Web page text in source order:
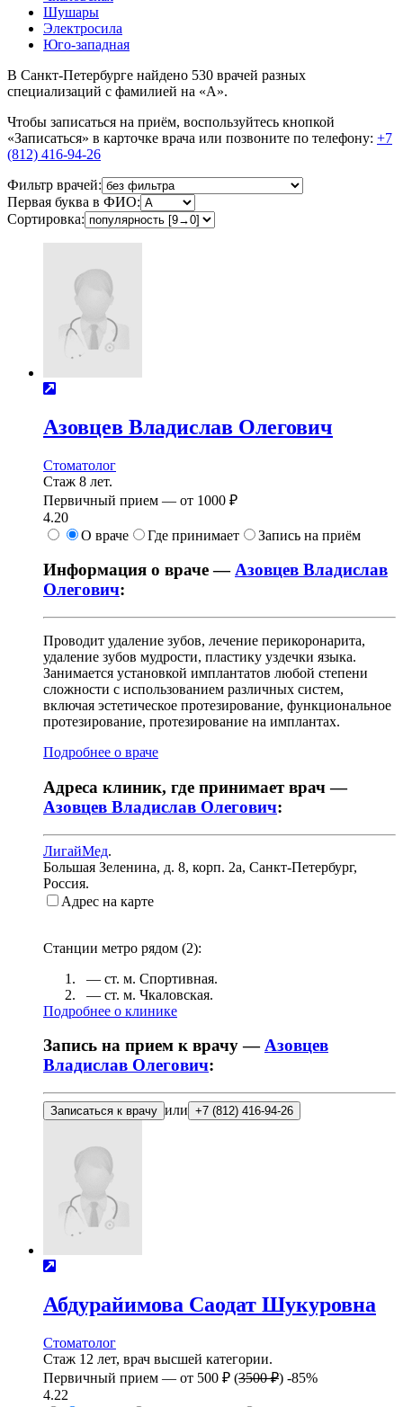
Шушары
Электросила
Юго-западная
В Санкт-Петербурге найдено 530 врачей разных
специализаций с фамилией на «А».
Чтобы записаться на приём, воспользуйтесь кнопкой
«Записаться» в карточке врача или позвоните по телефону: +7
(812) 416-94-26
Фильтр врачей:
Первая буква в ФИО:
Сортировка:
Азовцев Владислав Олегович
Стоматолог
Стаж 8 лет.
Первичный прием — от 1000 ₽
4.20
О враче
Где принимает Запись на приём
Информация о враче —Азовцев Владислав
Олегович:
Проводит удаление зубов, лечение перикоронарита,
удаление зубов мудрости, пластику уздечки языка.
Занимается установкой имплантатов любой степени
сложности с использованием различных систем,
включая эстетическое протезирование, функциональное
протезирование, протезирование на имплантах.
Подробнее о враче
Адреса клиник, где принимает врач —
Азовцев Владислав Олегович:
ЛигайМед.
Большая Зеленина, д. 8, корп. 2а, Санкт-Петербург,
Россия.
Адрес на карте
Станции метро рядом (2):
— ст. м. Спортивная.
— ст. м. Чкаловская.
Подробнее о клинике
Запись на прием к врачу —Азовцев
Владислав Олегович:
Записаться к врачу или +7 (812) 416-94-26
Абдурайимова Саодат Шукуровна
Стоматолог
Стаж 12 лет, врач высшей категории.
Первичный прием — от 500 ₽ (3500 ₽) -85%
4.22